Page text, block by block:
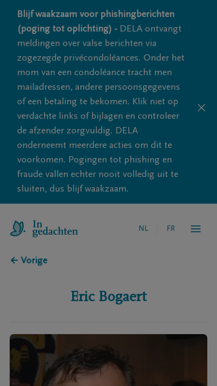
Blijf waakzaam voor phishingberichten
(poging tot oplichting) - DELA ontvangt
meldingen over valse berichten via
zogezegde privécondoléances. Onder het
mom van een condoléance tracht men
mailadressen, andere persoonsgegevens
of een betaling te bekomen. Klik niet op
verdachte links of bijlagen en controleer
de afzender zorgvuldig. DELA
onderneemt meerdere acties om dit te
voorkomen. Pogingen tot phishing en
fraude vallen echter nooit volledig uit te
sluiten, dus blijf waakzaam.
NL FR
← Vorige
Eric Bogaert